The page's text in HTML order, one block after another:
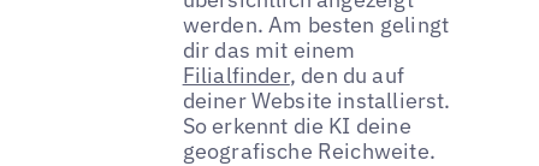
werden. Am besten gelingt
dir das mit einem
Filialfinder, den du auf
deiner Website installierst.
So erkennt die KI deine
geografische Reichweite.